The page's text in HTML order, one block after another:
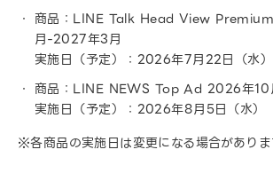
商品：LINE Talk Head View
月-2027年3月
実施日（予定）：2026年7月22日（水）
商品：LINE NEWS Top Ad 2026年
実施日（予定）：2026年8月5日（水）
※各商品の実施日は変更になる場合がありま